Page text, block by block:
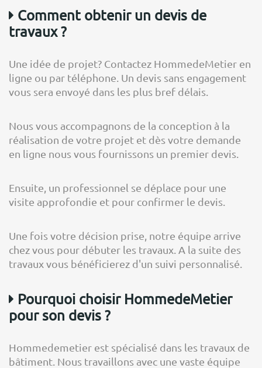
Comment obtenir un devis de
travaux ?
Une idée de projet? Contactez HommedeMetier en
ligne ou par téléphone. Un devis sans engagement
vous sera envoyé dans les plus bref délais.
Nous vous accompagnons de la conception à la
réalisation de votre projet et dès votre demande
en ligne nous vous fournissons un premier devis.
Ensuite, un professionnel se déplace pour une
visite approfondie et pour confirmer le devis.
Une fois votre décision prise, notre équipe arrive
chez vous pour débuter les travaux. A la suite des
travaux vous bénéficierez d'un suivi personnalisé.
Pourquoi choisir HommedeMetier
pour son devis ?
Hommedemetier est spécialisé dans les travaux de
bâtiment. Nous travaillons avec une vaste équipe